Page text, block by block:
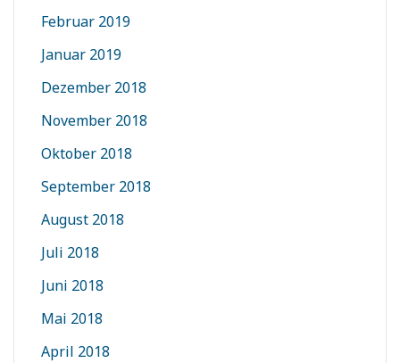
Februar 2019
Januar 2019
Dezember 2018
November 2018
Oktober 2018
September 2018
August 2018
Juli 2018
Juni 2018
Mai 2018
April 2018